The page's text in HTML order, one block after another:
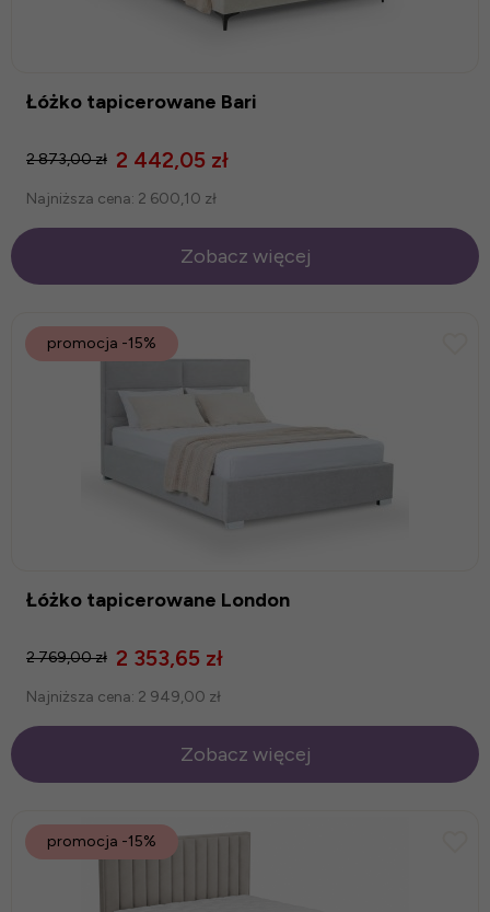
Łóżko tapicerowane Bari
2 442,05 zł
2 873,00 zł
Najniższa cena: 2 600,10 zł
Zobacz więcej
Łóżko tapicerowane London
2 353,65 zł
2 769,00 zł
Najniższa cena: 2 949,00 zł
Zobacz więcej
promocja -15%
promocja -15%